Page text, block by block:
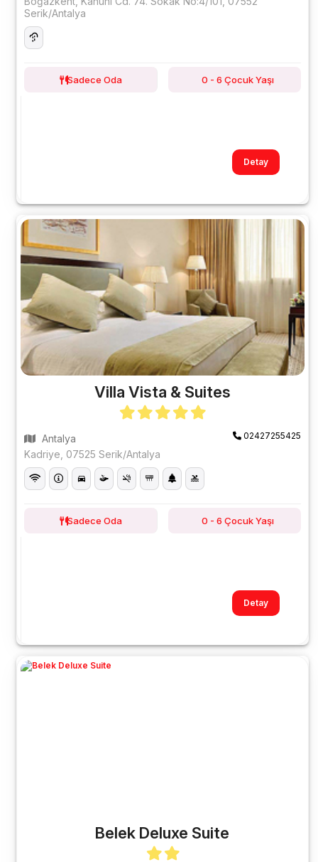
Serik/Antalya
Sadece Oda 0 - 6 Çocuk Yaşı
Detay
Villa Vista & Suites
Antalya 02427255425
Kadriye, 07525 Serik/Antalya
Sadece Oda 0 - 6 Çocuk Yaşı
Detay
Belek Deluxe Suite